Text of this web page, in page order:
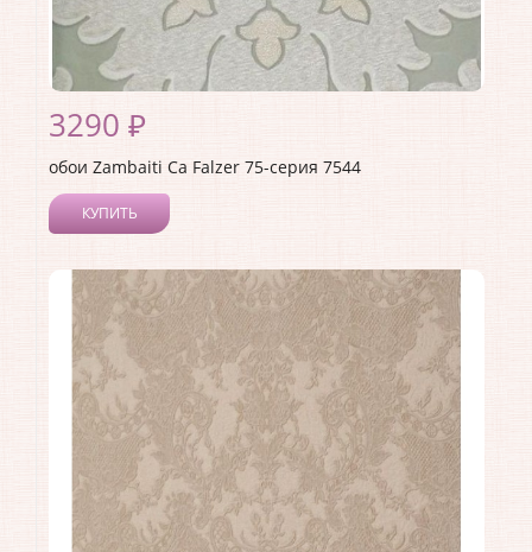
3290 ₽
обои Zambaiti Ca Falzer 75-серия 7544
КУПИТЬ
Коллекция:Ca Falzer 75-серия
Длина рулона:10.05
Ширина рулона:
0.7
Материал покрытия:
Виниловое
Страна: Италия
Материал основы:Бумага
Раппорт:
64